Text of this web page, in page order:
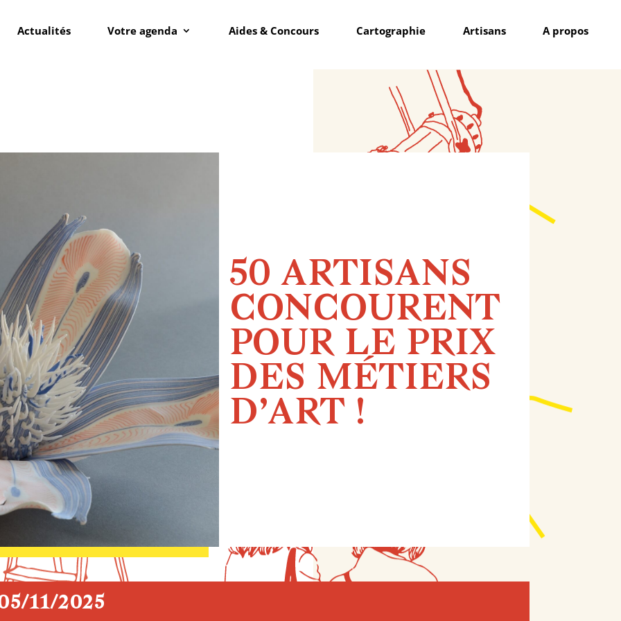
Actualités Votre agenda Aides & Concours Cartographie Artisans A propos
50 ARTISANS
CONCOURENT
POUR LE PRIX
DES MÉTIERS
D’ART !
11/2025